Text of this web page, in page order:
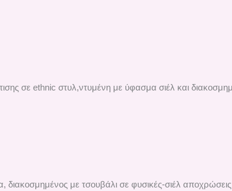
σε ethnic στυλ,ντυμένη με ύφασμα σιέλ και
διακοσμημένος με τσουβάλι σε φυσικές-σιέλ